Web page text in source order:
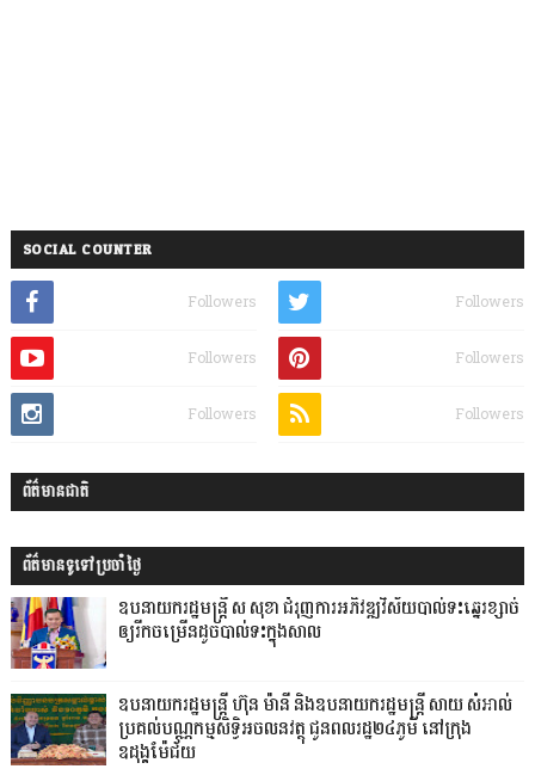
SOCIAL COUNTER
Followers
Followers
Followers Followers
Followers Followers
ព័ត៌មានជាតិ
ព័ត៌មានទូទៅប្រចាំថ្ងៃ
ឧបនាយករដ្ឋមន្ដ្រី ស សុខា ជំរុញការអភិវឌ្ឍវិស័យបាល់ទះឆ្នេរខ្សាច់
ឲ្យរីកចម្រើនដូចបាល់ទះក្នុងសាល
ឧបនាយករដ្ឋមន្ដ្រី ហ៊ុន ម៉ានី និងឧបនាយករដ្ឋមន្ដ្រី សាយ សំអាល់
ប្រគល់បណ្ណកម្មសិទ្ធិអចលនវត្ថុ ជូនពលរដ្ឋ២៤ភូមិ នៅក្រុង
ឧដុង្គម៉ែជ័យ